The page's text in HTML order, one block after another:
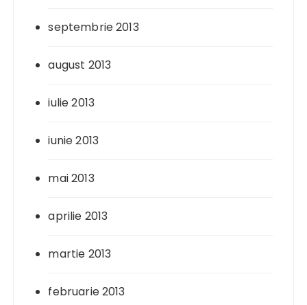
septembrie 2013
august 2013
iulie 2013
iunie 2013
mai 2013
aprilie 2013
martie 2013
februarie 2013